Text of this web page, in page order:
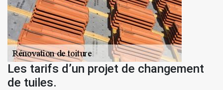
Les tarifs d’un projet de changement
de tuiles.